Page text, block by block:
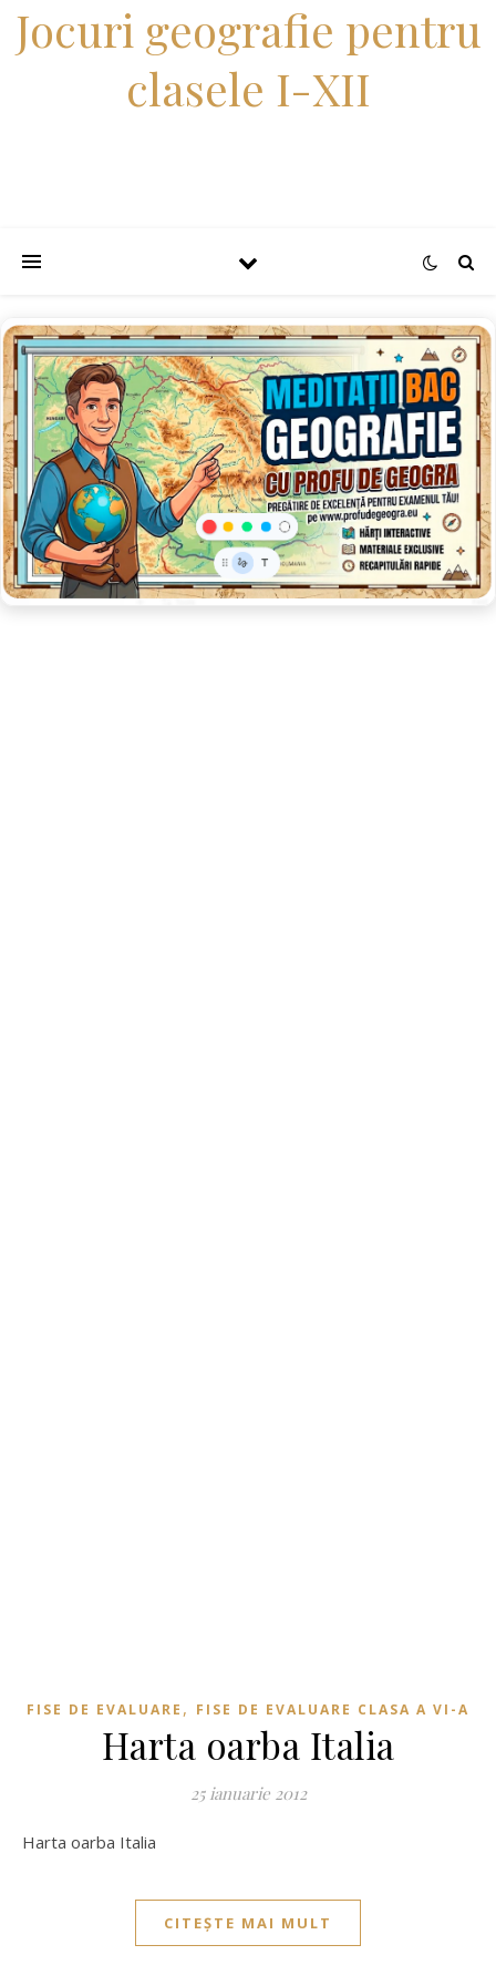
Jocuri geografie pentru
clasele I-XII
FISE DE EVALUARE , FISE DE EVALUARE CLASA A VI-A
Harta oarba Italia
25 ianuarie 2012
Harta oarba Italia
CITEȘTE MAI MULT